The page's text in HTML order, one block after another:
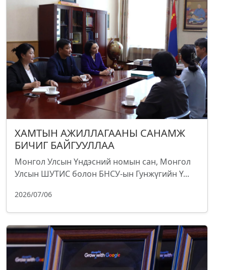
ХАМТЫН АЖИЛЛАГААНЫ САНАМЖ
БИЧИГ БАЙГУУЛЛАА
Монгол Улсын Үндэсний номын сан, Монгол
Улсын ШУТИС болон БНСУ-ын Гунжүгийн Ү...
2026/07/06